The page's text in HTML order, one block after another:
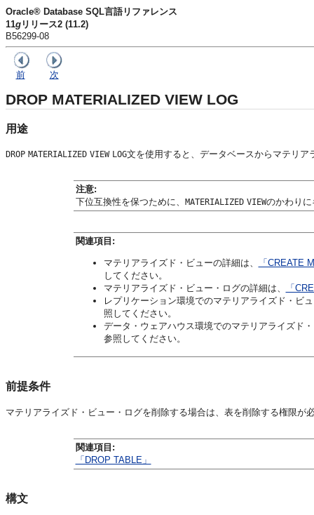
Oracle® Database SQL言語リファレンス
11g リリース2 (11.2)
B56299-08
前 次
DROP MATERIALIZED VIEW LOG
用途
DROP MATERIALIZED VIEW LOG文を使用すると、データベースからマテリ
注意:
下位互換性を保つために、
MATERIALIZED VIEWのかわり
関連項目:
マテリアライズド・ビューの詳細は、
「CREATE
してください。
マテリアライズド・ビュー・ログの詳細は、
「
レプリケーション環境でのマテリアライズド・ビ
照してください。
データ・ウェアハウス環境でのマテリアライズド
参照してください。
前提条件
マテリアライズド・ビュー・ログを削除する場合は、表を削除する権限が
関連項目:
「DROP TABLE」
構文